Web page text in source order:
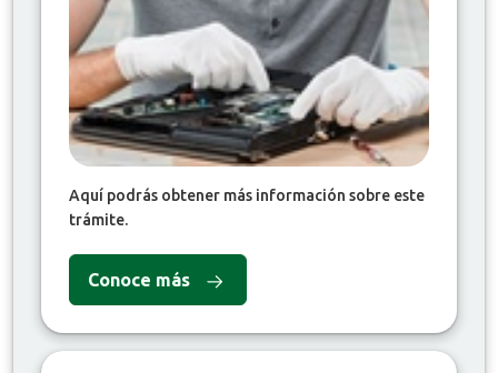
Aquí podrás obtener más información sobre este
trámite.
Conoce más